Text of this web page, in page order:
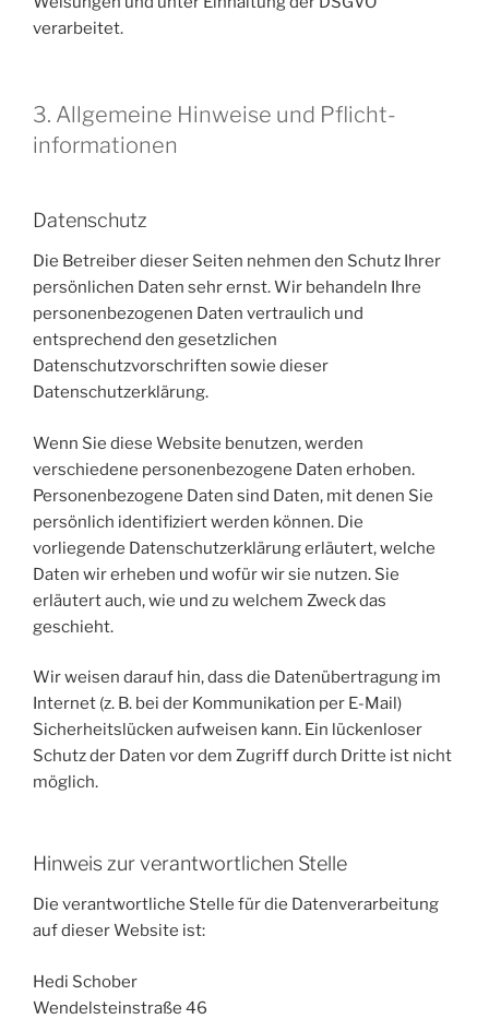
verarbeitet.
3. Allgemeine Hinweise und Pflicht­
informationen
Datenschutz
Die Betreiber dieser Seiten nehmen den Schutz Ihrer
persönlichen Daten sehr ernst. Wir behandeln Ihre
personenbezogenen Daten vertraulich und
entsprechend den gesetzlichen
Datenschutzvorschriften sowie dieser
Datenschutzerklärung.
Wenn Sie diese Website benutzen, werden
verschiedene personenbezogene Daten erhoben.
Personenbezogene Daten sind Daten, mit denen Sie
persönlich identifiziert werden können. Die
vorliegende Datenschutzerklärung erläutert, welche
Daten wir erheben und wofür wir sie nutzen. Sie
erläutert auch, wie und zu welchem Zweck das
geschieht.
Wir weisen darauf hin, dass die Datenübertragung im
Internet (z. B. bei der Kommunikation per E-Mail)
Sicherheitslücken aufweisen kann. Ein lückenloser
Schutz der Daten vor dem Zugriff durch Dritte ist nicht
möglich.
Hinweis zur verantwortlichen Stelle
Die verantwortliche Stelle für die Datenverarbeitung
auf dieser Website ist:
Hedi Schober
Wendelsteinstraße 46